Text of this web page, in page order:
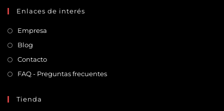
Enlaces de interés
Empresa
Blog
Contacto
FAQ - Preguntas frecuentes
Tienda